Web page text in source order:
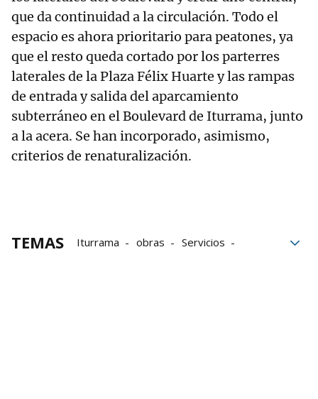
que da continuidad a la circulación. Todo el
espacio es ahora prioritario para peatones, ya
que el resto queda cortado por los parterres
laterales de la Plaza Félix Huarte y las rampas
de entrada y salida del aparcamiento
subterráneo en el Boulevard de Iturrama, junto
a la acera. Se han incorporado, asimismo,
criterios de renaturalización.
TEMAS Iturrama obras
Servicios